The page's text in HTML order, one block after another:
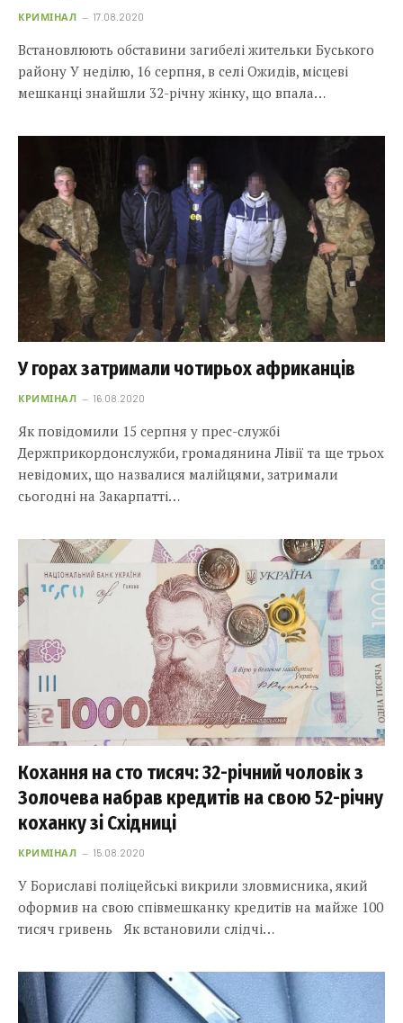
КРИМІНАЛ 17.08.2020
Встановлюють обставини загибелі жительки Буського
району У неділю, 16 серпня, в селі Ожидів, місцеві
мешканці знайшли 32-річну жінку, що впала…
У горах затримали чотирьох африканців
КРИМІНАЛ 16.08.2020
Як повідомили 15 серпня у прес-службі
Держприкордонслужби, громадянина Лівії та ще трьох
невідомих, що назвалися малійцями, затримали
сьогодні на Закарпатті…
Кохання на сто тисяч: 32-річний чоловік з
Золочева набрав кредитів на свою 52-річну
коханку зі Східниці
КРИМІНАЛ 15.08.2020
У Бориславі поліцейські викрили зловмисника, який
оформив на свою співмешканку кредитів на майже 100
тисяч гривень Як встановили слідчі…